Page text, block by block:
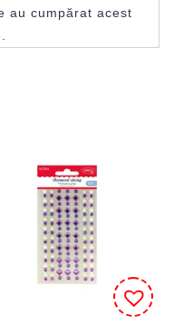
au cumpărat acest